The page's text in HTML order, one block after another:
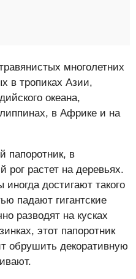
многолетних
в тропиках Азии,
океана,
в Африке и на
в
рог растет на деревьях.
достигают такого
падают гигантские
разводят на кусках
этот папоротник
обрушить декоративную